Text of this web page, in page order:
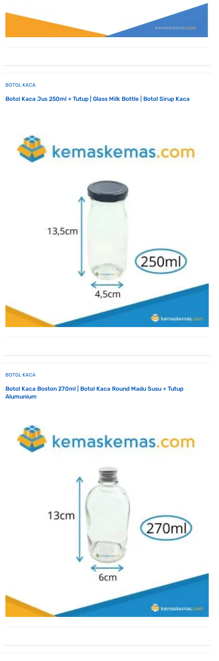
BOTOL KACA
Botol Kaca Jus 250ml + Tutup | Glass Milk Bottle | Botol Sirup Kaca
BOTOL KACA
Botol Kaca Boston 270ml | Botol Kaca Round Madu Susu + Tutup
Alumunium